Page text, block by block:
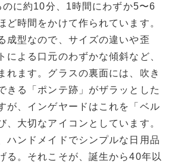
に約10分、1時間にわずか5〜6
ど時間をかけて作られています。
成型なので、サイズの違いや歪
による口元のわずかな傾斜など、
れます。グラスの裏面には、吹き
きる「ポンテ跡」がザラッとした
が、インゲヤードはこれを「ベル
、大切なアイコンとしています。
ハンドメイドでシンプルな日用品
る。それこそが、誕生から40年以